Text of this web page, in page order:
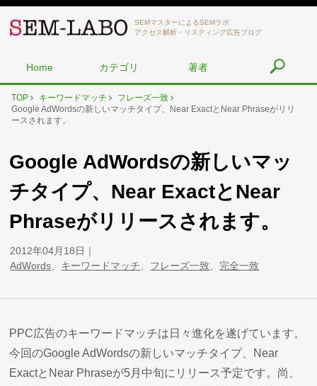
SEMマスターによるSEMラボ
アクセス解析・リスティング広告ブログ
Home カテゴリ 著者
TOP キーワードマッチ
フレーズ一致
Google AdWordsの新しいマッチタイプ、Near ExactとNear Phraseがリリ
ースされます。
Google AdWordsの新しいマッ
チタイプ、Near ExactとNear
Phraseがリリースされます。
2012年04月18日
AdWords
キーワードマッチ フレーズ一致 完全一致
PPC広告のキーワードマッチは日々進化を遂げています。
今回のGoogle AdWordsの新しいマッチタイプ、Near
ExactとNear Phraseが5月中旬にリリース予定です。尚、